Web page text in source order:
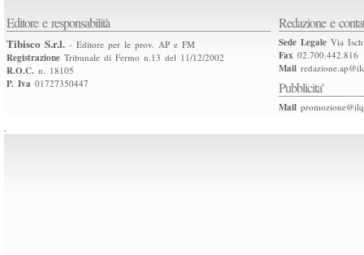
Editore e responsabilità
Tibisco S.r.l. - Editore per le prov. AP e FM
Registrazione Tribunale di Fermo n.13 del 11/12/2002
R.O.C. n. 18105
P. Iva 01727350447
Redazione e
Sede Legale Via
Fax 02.700.442.816
Mail
Pubblicita'
Mail
.